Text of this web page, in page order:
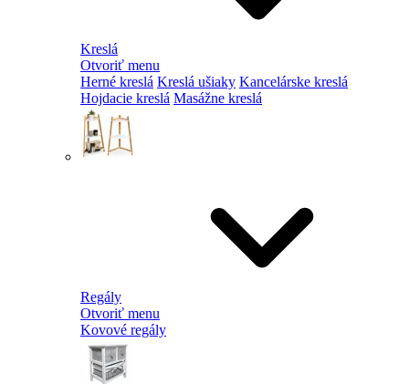
Kreslá
Otvoriť menu
Herné kreslá Kreslá ušiaky Kancelárske kreslá
Hojdacie kreslá Masážne kreslá
Regály
Otvoriť menu
Kovové regály